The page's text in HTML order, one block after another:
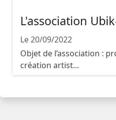
L'association
Le 20/09/2022
Objet de l’association :
création artist...